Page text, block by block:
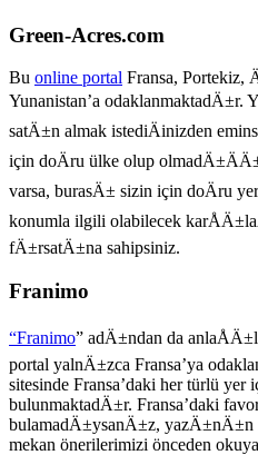
Green-Acres.com
Bu online portal Fransa, Portekiz,
Yunanistan’a odaklanmaktadÄ±r.
satÄ±n almak istediÄinizden
için doÄru ülke olup
varsa, burasÄ± sizin için doÄru
konumla ilgili olabilecek
fÄ±rsatÄ±na sahipsiniz.
Franimo
“Franimo” adÄ±ndan da
portal yalnÄ±zca Fransa’ya
sitesinde Fransa’daki her türlü
bulunmaktadÄ±r. Fransa’daki
bulamadÄ±ysanÄ±z, yazÄ±nÄ±n
mekan önerilerimizi önceden